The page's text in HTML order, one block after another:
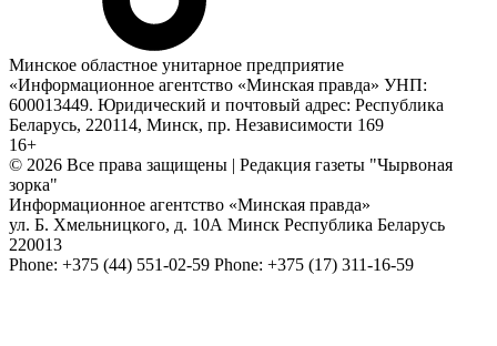
Минское областное унитарное предприятие
«Информационное агентство «Минская правда» УНП:
600013449. Юридический и почтовый адрес: Республика
Беларусь, 220114, Минск, пр. Независимости 169
16+
© 2026 Все права защищены | Редакция газеты "Чырвоная
зорка"
Информационное агентство «Минская правда»
ул. Б. Хмельницкого, д. 10А Минск Республика Беларусь
220013
Phone: +375 (44) 551-02-59 Phone: +375 (17) 311-16-59